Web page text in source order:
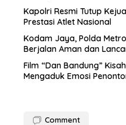
Kapolri Resmi Tutup
Prestasi Atlet Nasional
Kodam Jaya, Polda
Berjalan Aman dan
Film “Dan Bandung”
Mengaduk Emosi
Comment